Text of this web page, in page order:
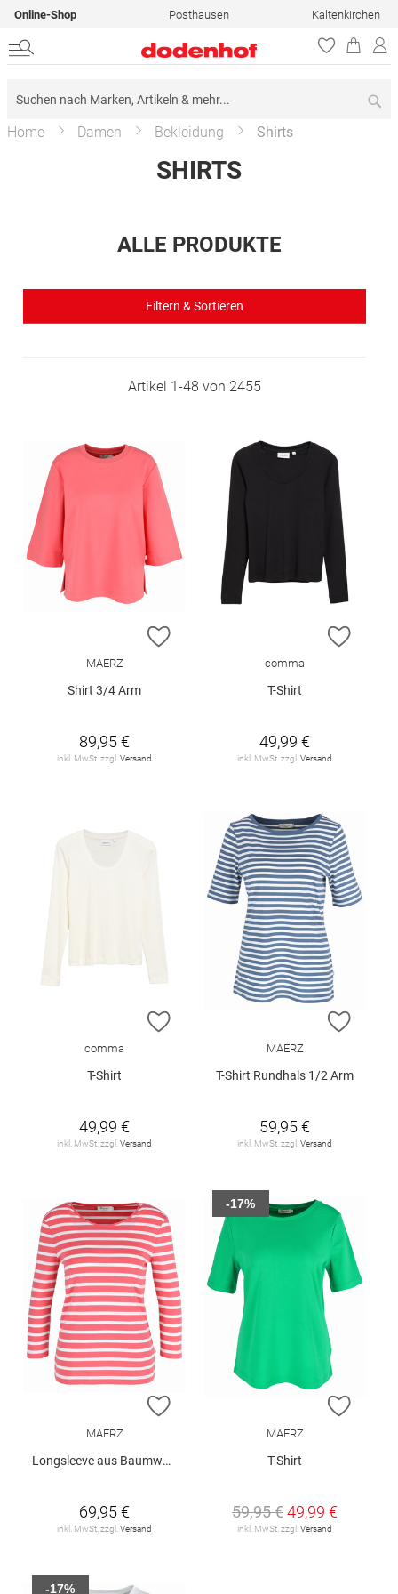
Online-Shop Posthausen Kaltenkirchen
Home Damen Bekleidung Shirts
SHIRTS
ALLE PRODUKTE
Filtern & Sortieren
Artikel 1-48 von 2455
ZUR WUNSCHLISTE HINZUFÜGEN
MAERZ
Shirt 3/4 Arm
89,95 €
inkl. MwSt. zzgl. Versand
ZUR
comma
T-Shirt
49,99 €
inkl. MwSt. zzgl. Versand
ZUR WUNSCHLISTE HINZUFÜGEN
comma
T-Shirt
49,99 €
inkl. MwSt. zzgl. Versand
ZUR
MAERZ
T-Shirt Rundhals 1/2 Arm
59,95 €
inkl. MwSt. zzgl. Versand
ZUR WUNSCHLISTE HINZUFÜGEN
MAERZ
Longsleeve aus Baumwolle
69,95 €
inkl. MwSt. zzgl. Versand
ZUR
MAERZ
T-Shirt
59,95 €49,99 €
inkl. MwSt. zzgl. Versand
-17%
-17%